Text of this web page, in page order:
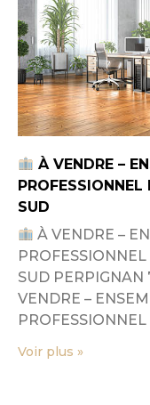
À VENDRE –
PROFESSIONNEL
SUD
À VENDRE –
SUD
VENDRE –
PROFESSIONNEL
Voir plus »